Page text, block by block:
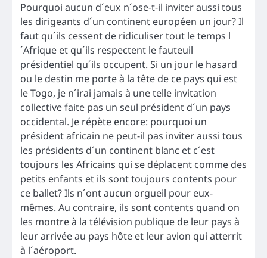
Pourquoi aucun d´eux n´ose-t-il inviter aussi tous
les dirigeants d´un continent européen un jour? Il
faut qu´ils cessent de ridiculiser tout le temps l
´Afrique et qu´ils respectent le fauteuil
présidentiel qu´ils occupent. Si un jour le hasard
ou le destin me porte à la tête de ce pays qui est
le Togo, je n´irai jamais à une telle invitation
collective faite pas un seul président d´un pays
occidental. Je répète encore: pourquoi un
président africain ne peut-il pas inviter aussi tous
les présidents d´un continent blanc et c´est
toujours les Africains qui se déplacent comme des
petits enfants et ils sont toujours contents pour
ce ballet? Ils n´ont aucun orgueil pour eux-
mêmes. Au contraire, ils sont contents quand on
les montre à la télévision publique de leur pays à
leur arrivée au pays hôte et leur avion qui atterrit
à l´aéroport.